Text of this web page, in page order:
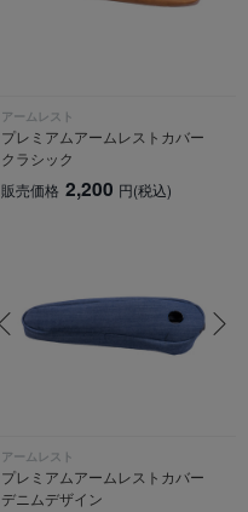
アームレスト
プレミアムアームレストカバー
クラシック
販売価格 2,200 円(税込)
アームレスト
プレミアムアームレストカバー
デニムデザイン